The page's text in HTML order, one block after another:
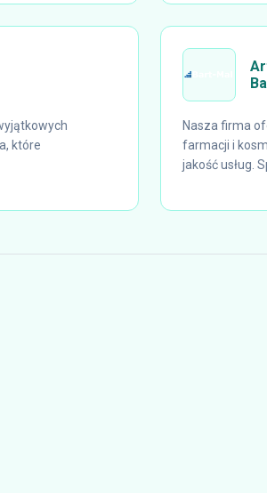
które
Nasza firma
farmacji i
jakość usług.